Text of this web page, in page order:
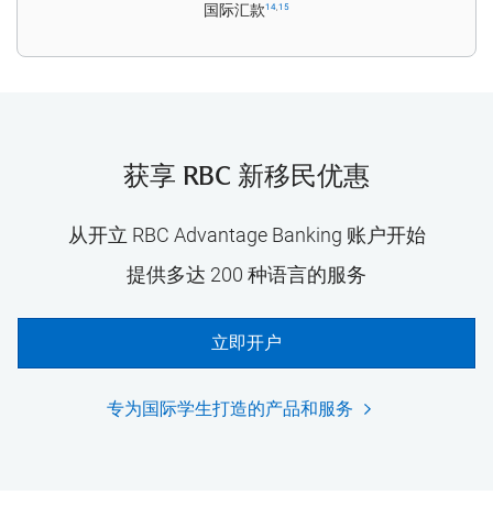
国际汇款14 15
获享 RBC 新移民优惠
从开立 RBC Advantage Banking 账户开始
提供多达 200 种语言的服务
立即开户
专为国际学生打造的产品和服务